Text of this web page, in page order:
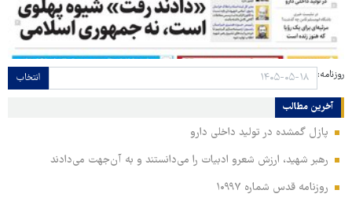
روزنامه: انتخاب
آخرین مطالب
پازل گمشده در تولید داخلی دارو
رهبر شهید، ارزش شعرو ادبیات را می‌دانستند و به آن‌جهت می‌دادند
روزنامه قدس شماره ۱۰۹۹۷